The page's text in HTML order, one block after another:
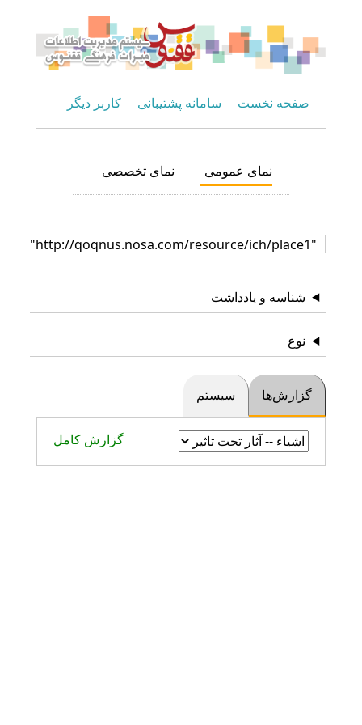
صفحه نخست سامانه پشتیبانی کاربر دیگر
نمای عمومی نمای تخصصی
"http://qoqnus.nosa.com/resource/ich/place1"
شناسه و یادداشت
نوع
گزارش‌ها سیستم
گزارش کامل